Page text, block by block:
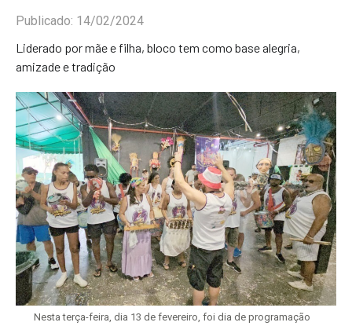
Publicado: 14/02/2024
Liderado por mãe e filha, bloco tem como base alegria,
amizade e tradição
Nesta terça-feira, dia 13 de fevereiro, foi dia de programação